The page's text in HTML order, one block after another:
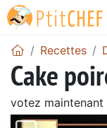
Recettes
Cake
votez maintenant